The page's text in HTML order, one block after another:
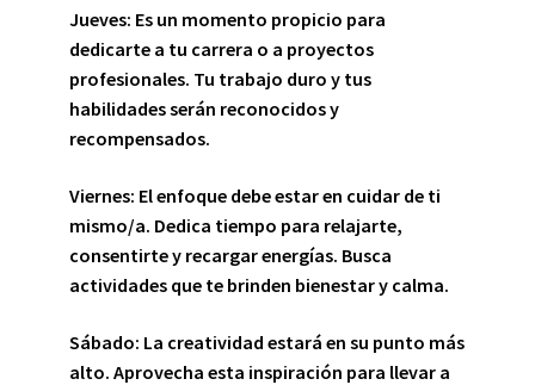
Jueves: Es un momento propicio para
dedicarte a tu carrera o a proyectos
profesionales. Tu trabajo duro y tus
habilidades serán reconocidos y
recompensados.
Viernes: El enfoque debe estar en cuidar de ti
mismo/a. Dedica tiempo para relajarte,
consentirte y recargar energías. Busca
actividades que te brinden bienestar y calma.
Sábado: La creatividad estará en su punto más
alto. Aprovecha esta inspiración para llevar a